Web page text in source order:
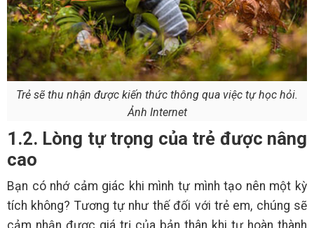
Trẻ sẽ thu nhận được kiến thức thông qua việc tự học hỏi.
Ảnh Internet
1.2. Lòng tự trọng của trẻ được nâng
cao
Bạn có nhớ cảm giác khi mình tự mình tạo nên một kỳ
tích không? Tương tự như thế đối với trẻ em, chúng sẽ
cảm nhận được giá trị của bản thân khi tự hoàn thành